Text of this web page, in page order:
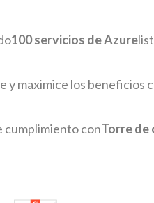
100 servicios de Azure
y maximice los beneficios
cumplimiento conTorre de